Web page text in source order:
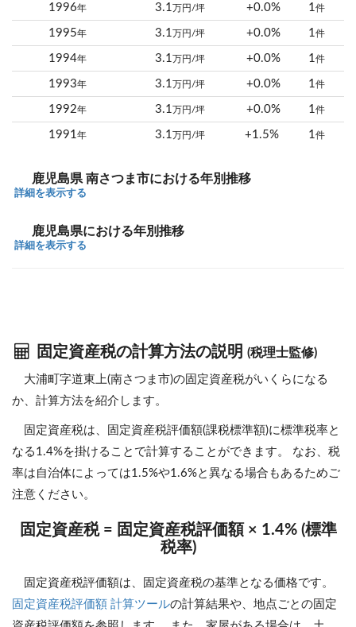
1996年 3.1 万円/坪 +0.0% 1件
1995年 3.1 万円/坪 +0.0% 1件
1994年 3.1 万円/坪 +0.0% 1件
1993年 3.1 万円/坪 +0.0% 1件
1992年 3.1 万円/坪 +0.0% 1件
1991年 3.1 万円/坪 +1.5% 1件
鹿児島県 南さつま市における年別推移
詳細を表示する
鹿児島県における年別推移
詳細を表示する
固定資産税の計算方法の説明 (税理士監修)
大浦町字道東上(南さつま市)の固定資産税がいくらになる
か、計算方法を紹介します。
固定資産税は、固定資産税評価額(課税標準額)に標準税率と
なる1.4%を掛けることで計算することができます。 なお、税
率は自治体によっては1.5%や1.6%と異なる場合もあるためご
注意ください。
固定資産税 = 固定資産税評価額 × 1.4% (標準
税率)
固定資産税評価額は、固定資産税の基準となる価格です。
固定資産税評価額 計算ツールの計算結果や、地点ごとの固定